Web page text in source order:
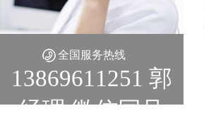
全国服务热线
13869611251 郭
经理 微信同号